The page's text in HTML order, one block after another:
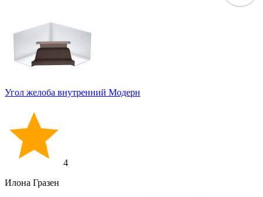
Угол желоба внутренний Модерн
4
Илона Гразен